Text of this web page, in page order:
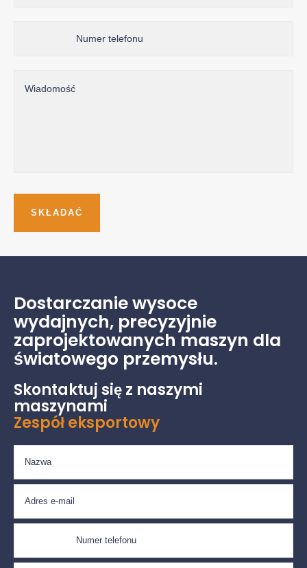
Dostarczanie wysoce
wydajnych, precyzyjnie
zaprojektowanych maszyn dla
światowego przemysłu.
Skontaktuj się z naszymi
maszynami
Zespół eksportowy